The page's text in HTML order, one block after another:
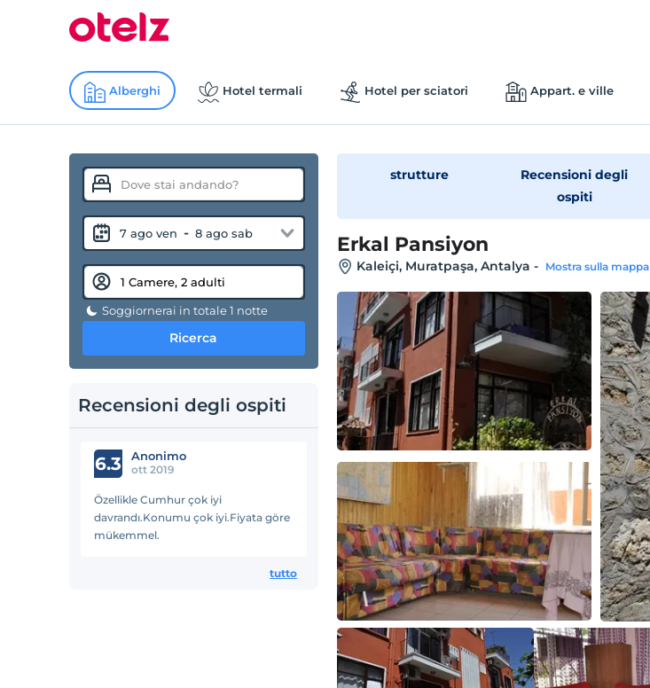
Alberghi Hotel termali Hotel per sciatori Appart. e ville
7 ago ven - 8 ago sab
Soggiornerai in totale 1 notte
Ricerca
Recensioni degli ospiti
6.3 Anonimo
ott 2019
Özellikle Cumhur çok iyi
davrandı.Konumu çok iyi.Fiyata göre
mükemmel.
tutto
strutture
Recensioni degli
ospiti
Erkal Pansiyon
Kaleiçi, Muratpaşa, Antalya - Mostra sulla mappa